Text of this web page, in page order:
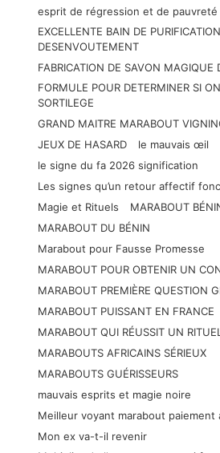
esprit de régression et de pauvreté
EXCELLENTE BAIN DE
DESENVOUTEMENT
FABRICATION DE SAVON MAGIQUE
FORMULE POUR DETERMINER SI
SORTILEGE
GRAND MAITRE MARABOUT
JEUX DE HASARD
le mauvais œil
le signe du fa 2026 signification
Les signes qu’un retour affectif
Magie et Rituels
MARABOUT
MARABOUT DU BÉNIN
Marabout pour Fausse Promesse
MARABOUT POUR OBTENIR UN
MARABOUT PREMIÈRE QUESTION
MARABOUT PUISSANT EN FRANCE
MARABOUT QUI RÉUSSIT UN
MARABOUTS AFRICAINS SÉRIEUX
MARABOUTS GUÉRISSEURS
mauvais esprits et magie noire
Meilleur voyant marabout paiement
Mon ex va-t-il revenir